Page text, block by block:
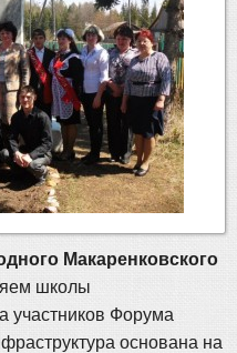
Макаренковского
школы
участников Форума
основана на